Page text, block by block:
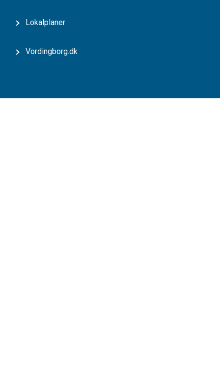
Lokalplaner
Vordingborg.dk